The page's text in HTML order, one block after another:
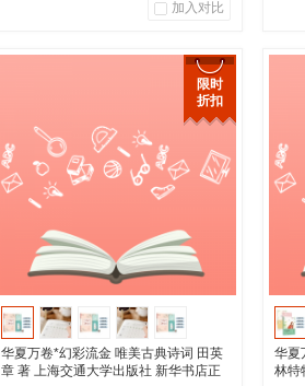
加入对比
到货通知
限时
折扣
华夏万卷*幻彩流金 唯美古典诗词 田英
章 著 上海交通大学出版社 新华书店正
华夏
林特